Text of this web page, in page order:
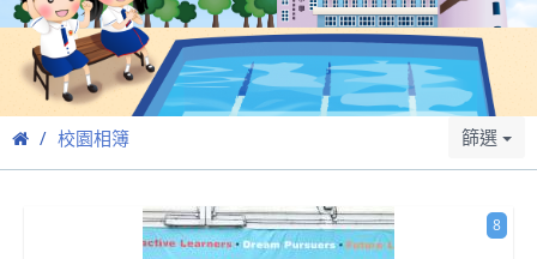
校園相簿 篩選
8